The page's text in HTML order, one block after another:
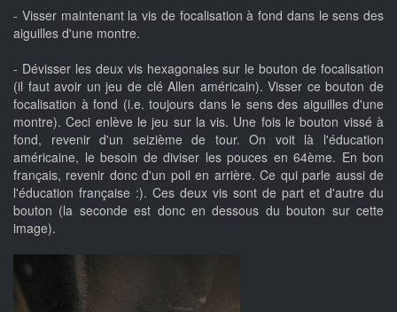
- Visser maintenant la vis de focalisation à fond dans le sens des
aiguilles d'une montre.
- Dévisser les deux vis hexagonales sur le bouton de focalisation
(il faut avoir un jeu de clé Allen américain). Visser ce bouton de
focalisation à fond (i.e. toujours dans le sens des aiguilles d'une
montre). Ceci enlève le jeu sur la vis. Une fois le bouton vissé à
fond, revenir d'un seizième de tour. On voit là l'éducation
américaine, le besoin de diviser les pouces en 64ème. En bon
français, revenir donc d'un poil en arrière. Ce qui parle aussi de
l'éducation française :). Ces deux vis sont de part et d'autre du
bouton (la seconde est donc en dessous du bouton sur cette
image).